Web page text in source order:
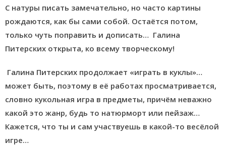
С натуры писать замечательно, но часто картины
рождаются, как бы сами собой. Остаётся потом,
только чуть поправить и дописать… Галина
Питерских открыта, ко всему творческому!
Галина Питерских продолжает «играть в куклы»…
может быть, поэтому в её работах просматривается,
словно кукольная игра в предметы, причём неважно
какой это жанр, будь то натюрморт или пейзаж…
Кажется, что ты и сам участвуешь в какой-то весёлой
игре…